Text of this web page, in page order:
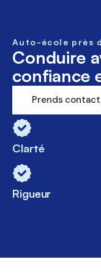
Auto-école près
Conduire
confiance
Prends contact
Clarté
Rigueur